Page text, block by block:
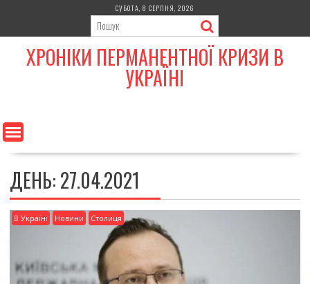
content
СУБОТА, 8 СЕРПНЯ, 2026
ХРОНІКИ ПЕРМАНЕНТНОЇ КРИЗИ В
УКРАЇНІ
ДЕНЬ:27.04.2021
В Україні Новини Столиця